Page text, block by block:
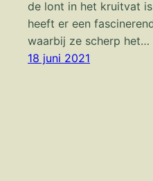
de lont in het kruitvat
heeft er een
waarbij ze scherp het…
18 juni 2021